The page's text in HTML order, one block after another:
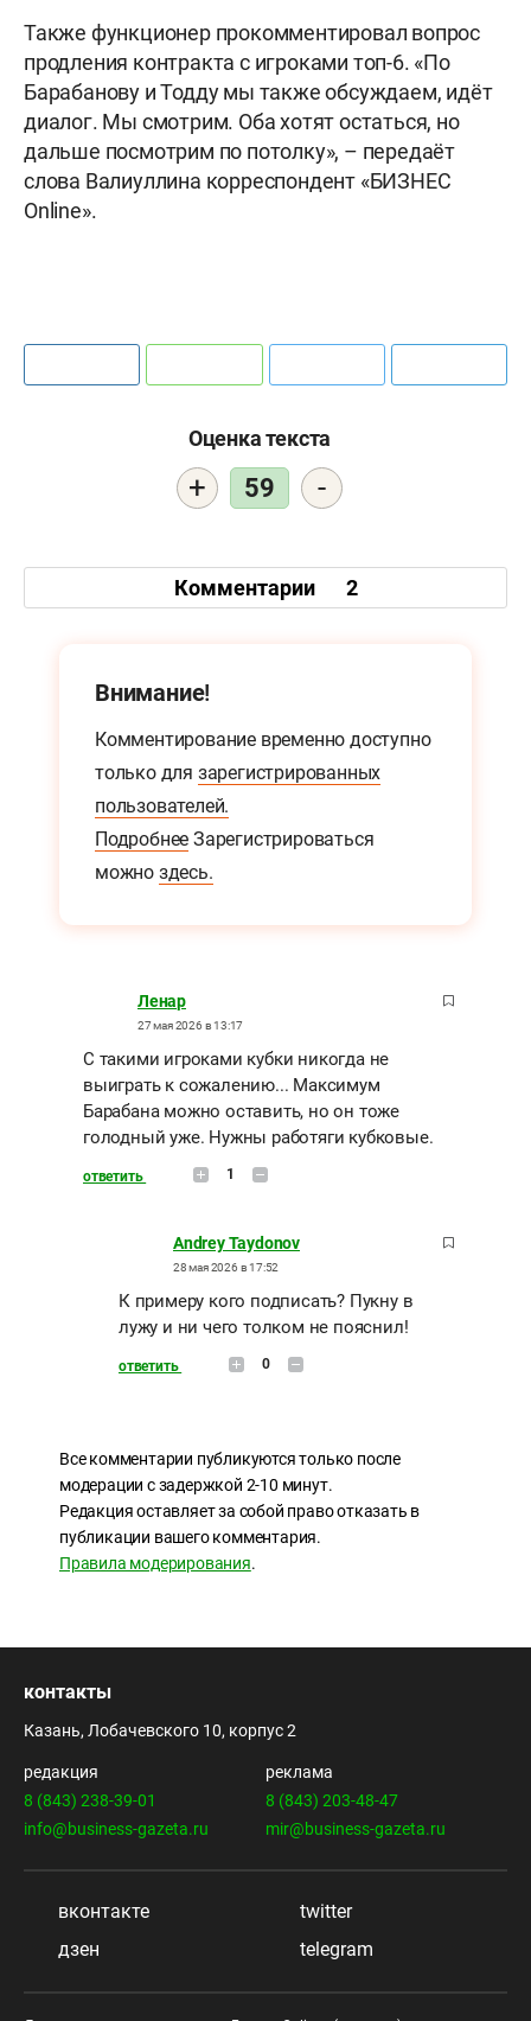
Также функционер прокомментировал вопрос
продления контракта с игроками топ-6. «По
Барабанову и Тодду мы также обсуждаем, идёт
диалог. Мы смотрим. Оба хотят остаться, но
дальше посмотрим по потолку», – передаёт
слова Валиуллина корреспондент «БИЗНЕС
Online».
Оценка текста
+ 59 -
Комментарии 2
Внимание!
Комментирование временно доступно
только для зарегистрированных
пользователей.
Подробнее Зарегистрироваться
можно здесь.
Ленар
27 мая 2026 в 13:17
С такими игроками кубки никогда не
выиграть к сожалению... Максимум
Барабана можно оставить, но он тоже
голодный уже. Нужны работяги кубковые.
ответить 1
Andrey Taydonov
28 мая 2026 в 17:52
К примеру кого подписать? Пукну в
лужу и ни чего толком не пояснил!
ответить 0
Все комментарии публикуются только после
модерации с задержкой 2-10 минут.
Редакция оставляет за собой право отказать в
публикации вашего комментария.
Правила модерирования.
контакты
Казань, Лобачевского 10, корпус 2
редакция
8 (843) 238-39-01
info@business-gazeta.ru
реклама
8 (843) 203-48-47
mir@business-gazeta.ru
вконтакте
twitter
дзен
telegram